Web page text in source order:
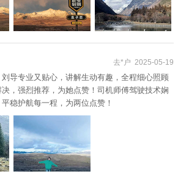
去*户 2025-05-19
导专业又贴心，讲解生动有趣，全程细心照顾
，强烈推荐，为她点赞！司机师傅驾驶技术娴
稳护航每一程，为两位点赞！